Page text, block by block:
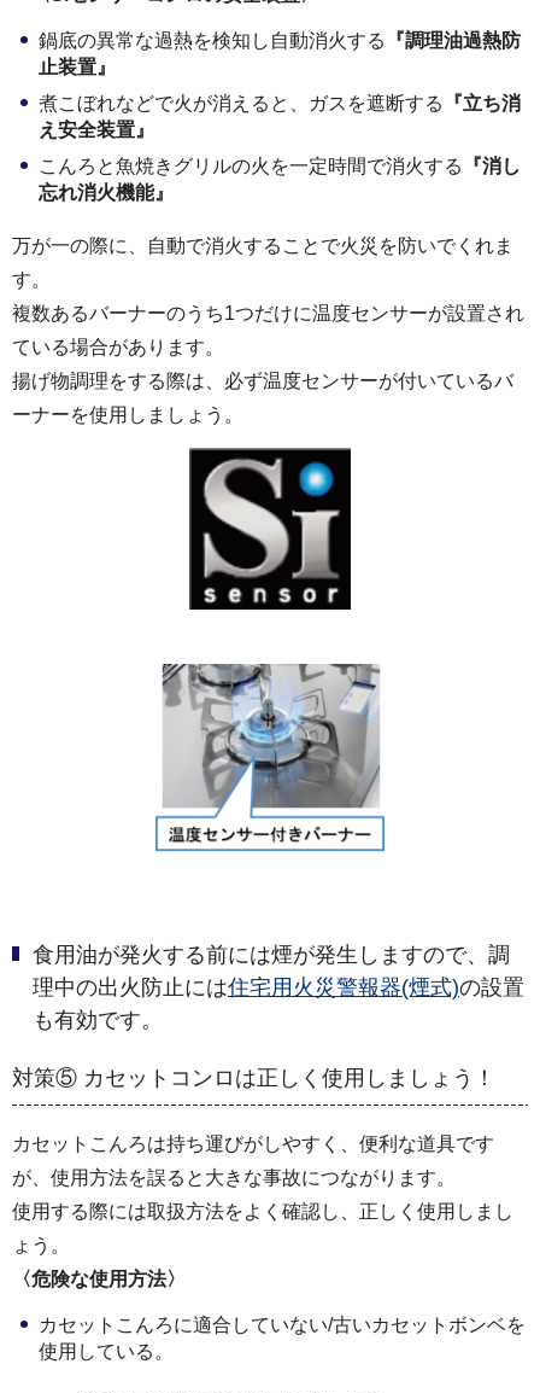
鍋底の異常な過熱を検知し自動消火する
『調理油過熱防
止装置』
煮こぼれなどで火が消えると、ガスを遮断する
『立ち消
え安全装置』
こんろと魚焼きグリルの火を一定時間で消火する
『消し
忘れ消火機能』
万が一の際に、自動で消火することで火災を防いでくれま
す。
複数あるバーナーのうち1つだけに温度センサーが設置され
ている場合があります。
揚げ物調理をする際は、必ず温度センサーが付いているバ
ーナーを使用しましょう。
食用油が発火する前には煙が発生しますので、調
理中の出火防止には住宅用火災警報器(煙式)の設置
も有効です。
対策⑤ カセットコンロは正しく使用しましょう！
カセットこんろは持ち運びがしやすく、便利な道具です
が、使用方法を誤ると大きな事故につながります。
使用する際には取扱方法をよく確認し、正しく使用しまし
ょう。
〈危険な使用方法〉
カセットこんろに適合していない/古いカセットボンベを
使用している。